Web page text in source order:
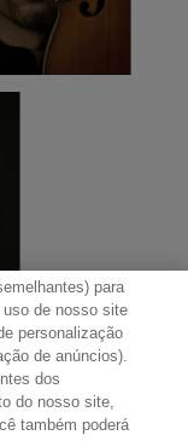
de Uso
do Site
para
de nosso site
personalização
de anúncios).
dos
do nosso site,
também poderá